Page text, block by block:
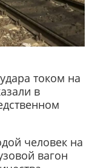
током на
в
человек на
вагон